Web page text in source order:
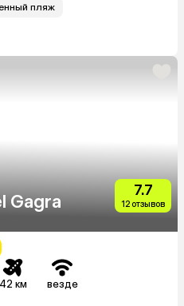
пляж
Gagra
7.7
12 отзывов
42 км везде